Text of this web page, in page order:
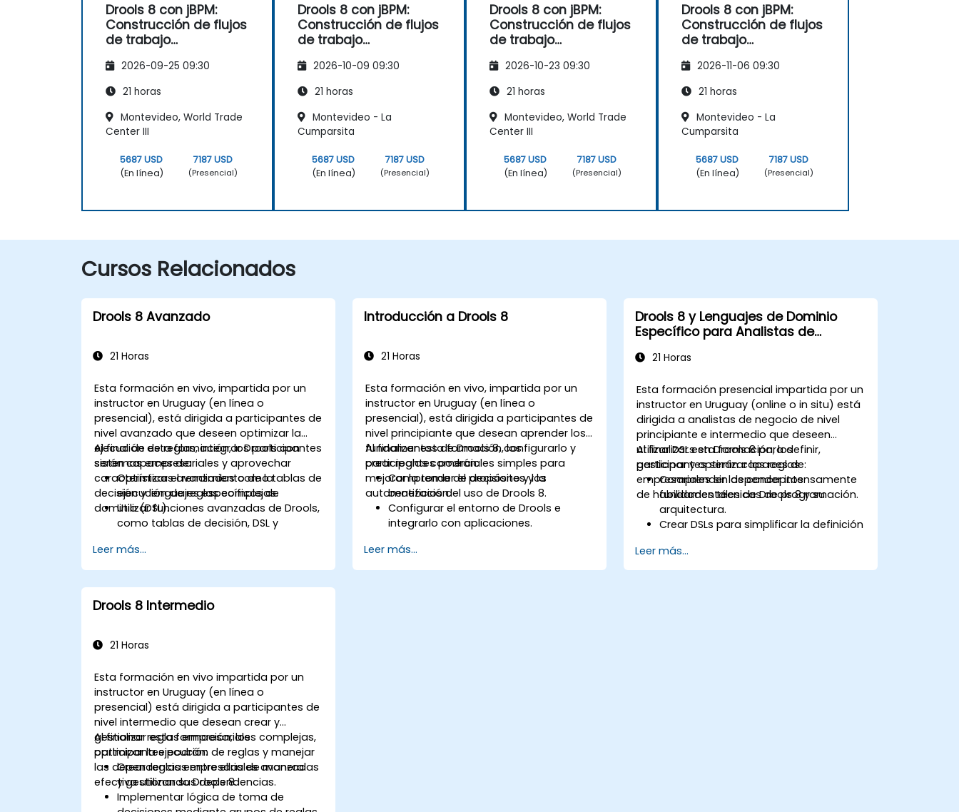
Drools 8 con jBPM:
Construcción de flujos
de trabajo
basados en reglas
2026-09-25 09:30
21 horas
Montevideo, World Trade
Center III
5687 USD
(En línea)
7187 USD
(Presencial)
Drools 8 con jBPM:
Construcción de flujos
de trabajo
basados en reglas
2026-10-09 09:30
21 horas
Montevideo - La
Cumparsita
5687 USD
(En línea)
7187 USD
(Presencial)
Drools 8 con jBPM:
Construcción de flujos
de trabajo
basados en reglas
2026-10-23 09:30
21 horas
Montevideo, World Trade
Center III
5687 USD
(En línea)
7187 USD
(Presencial)
Drools 8 con jBPM:
Construcción de flujos
de trabajo
basados en reglas
2026-11-06 09:30
21 horas
Montevideo - La
Cumparsita
5687 USD
(En línea)
7187 USD
(Presencial)
Cursos Relacionados
Drools 8 Avanzado
21 Horas
Esta formación en vivo, impartida por un
instructor en Uruguay (en línea o
presencial), está dirigida a participantes de
nivel avanzado que deseen optimizar la
ejecución de reglas, integrar Drools con
sistemas empresariales y aprovechar
características avanzadas como tablas de
decisión y lenguajes específicos de
dominio (DSL).
Al final de esta formación, los participantes
serán capaces de:
Optimizar el rendimiento de la
ejecución de reglas complejas.
Utilizar funciones avanzadas de Drools,
como tablas de decisión, DSL y
Integrar Drools sin problemas con
aplicaciones empresariales y sistemas
Implementar mecanismos robustos de
control de versiones y colaboración
Diseñar e implementar soluciones
necesidades empresariales.
Leer más...
Introducción a Drools 8
21 Horas
Esta formación en vivo, impartida por un
instructor en Uruguay (en línea o
presencial), está dirigida a participantes de
nivel principiante que desean aprender los
fundamentos de Drools 8, configurarlo y
crear reglas comerciales simples para
mejorar la toma de decisiones y la
automatización.
Al finalizar esta formación, los
participantes podrán:
Comprender el propósito y los
beneficios del uso de Drools 8.
Configurar el entorno de Drools e
integrarlo con aplicaciones.
comerciales simples.
Utilizar Drools Workbench para la
Leer más...
Drools 8 y Lenguajes de Dominio
Específico para Analistas de
21 Horas
Esta formación presencial impartida por un
instructor en Uruguay (online o in situ) está
dirigida a analistas de negocio de nivel
principiante e intermedio que deseen
utilizar DSLs en Drools 8 para definir,
gestionar y optimizar las reglas
empresariales sin depender intensamente
de habilidades técnicas de programación.
Al finalizar esta formación, los
participantes serán capaces de:
Comprender los conceptos
fundamentales de Drools 8 y su
arquitectura.
Crear DSLs para simplificar la definición
usuarios no técnicos.
Gestionar, probar y mantener las
Leer más...
Drools 8 Intermedio
21 Horas
Esta formación en vivo impartida por un
instructor en Uruguay (en línea o
presencial) está dirigida a participantes de
nivel intermedio que desean crear y
gestionar reglas empresariales complejas,
optimizar la ejecución de reglas y manejar
las dependencias entre ellas de manera
efectiva utilizando Drools 8.
Al finalizar esta formación, los
participantes podrán:
Crear reglas empresariales avanzadas
y gestionar sus dependencias.
Implementar lógica de toma de